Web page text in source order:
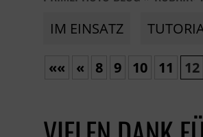
IM EINSATZ
«« « 8 9 10 11 12